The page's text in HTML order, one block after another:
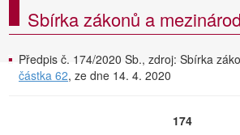
Sbírka zákonů a
Předpis č. 174/2020 Sb., zdroj: Sbírka
částka 62, ze dne 14. 4. 2020
174